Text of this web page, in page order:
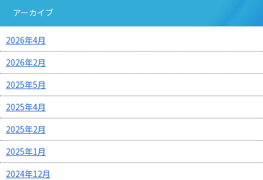
アーカイブ
2026年4月
2026年2月
2025年5月
2025年4月
2025年2月
2025年1月
2024年12月